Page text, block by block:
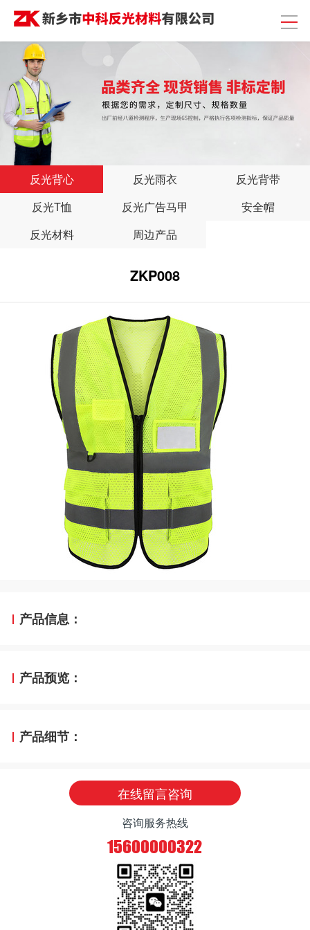
反光背心 反光雨衣
反光背带
反光T恤
反光广告马甲
安全帽
反光材料
周边产品
ZKP008
产品信息：
产品预览：
产品细节：
在线留言咨询
咨询服务热线
15600000322